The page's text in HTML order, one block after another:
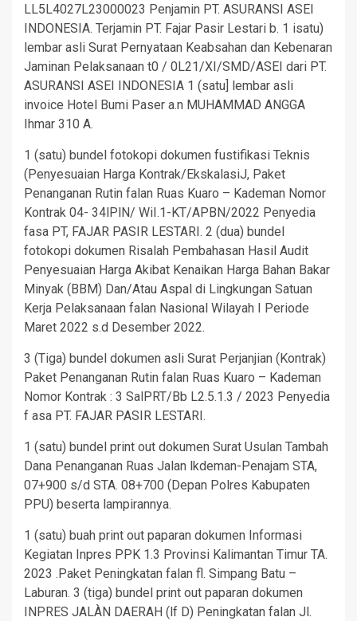
LL5L4027L23000023 Penjamin PT. ASURANSI ASEI
INDONESIA. Terjamin PT. Fajar Pasir Lestari b. 1 isatu)
lembar asli Surat Pernyataan Keabsahan dan Kebenaran
Jaminan Pelaksanaan t0 / 0L21/XI/SMD/ASEI dari PT.
ASURANSI ASEI INDONESIA 1 (satu] lembar asli
invoice Hotel Bumi Paser a.n MUHAMMAD ANGGA
Ihmar 310 A.
1 (satu) bundel fotokopi dokumen fustifikasi Teknis
(Penyesuaian Harga Kontrak/EkskalasiJ, Paket
Penanganan Rutin falan Ruas Kuaro – Kademan Nomor
Kontrak 04- 34lPlN/ WiI.1-KT/APBN/2022 Penyedia
fasa PT, FAJAR PASIR LESTARI. 2 (dua) bundel
fotokopi dokumen Risalah Pembahasan Hasil Audit
Penyesuaian Harga Akibat Kenaikan Harga Bahan Bakar
Minyak (BBM) Dan/Atau Aspal di Lingkungan Satuan
Kerja Pelaksanaan falan Nasional Wilayah I Periode
Maret 2022 s.d Desember 2022.
3 (Tiga) bundel dokumen asli Surat Perjanjian (Kontrak)
Paket Penanganan Rutin falan Ruas Kuaro – Kademan
Nomor Kontrak : 3 SalPRT/Bb L2.5.1.3 / 2023 Penyedia
f asa PT. FAJAR PASIR LESTARI.
1 (satu) bundel print out dokumen Surat Usulan Tambah
Dana Penanganan Ruas Jalan lkdeman-Penajam STA,
07+900 s/d STA. 08+700 (Depan Polres Kabupaten
PPU) beserta lampirannya.
1 (satu) buah print out paparan dokumen Informasi
Kegiatan Inpres PPK 1.3 Provinsi Kalimantan Timur TA.
2023 .Paket Peningkatan falan fl. Simpang Batu –
Laburan. 3 (tiga) bundel print out paparan dokumen
INPRES JALÀN DAERAH (lf D) Peningkatan falan Jl.